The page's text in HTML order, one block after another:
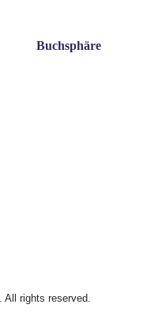
Buchsphäre
. All rights reserved.